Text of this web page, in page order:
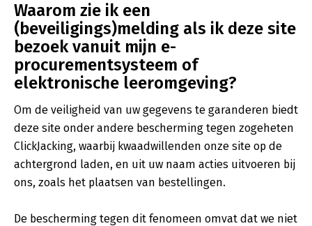
Waarom zie ik een
(beveiligings)melding als ik deze site
bezoek vanuit mijn e-
procurementsysteem of
elektronische leeromgeving?
Om de veiligheid van uw gegevens te garanderen biedt
deze site onder andere bescherming tegen zogeheten
ClickJacking, waarbij kwaadwillenden onze site op de
achtergrond laden, en uit uw naam acties uitvoeren bij
ons, zoals het plaatsen van bestellingen.
De bescherming tegen dit fenomeen omvat dat we niet